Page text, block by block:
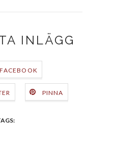
INLÄGG
PINNA